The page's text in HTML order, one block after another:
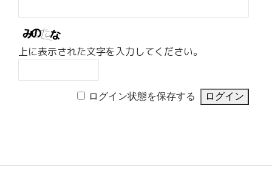
上に表示された文字を入力してください。
ログイン状態を保存する